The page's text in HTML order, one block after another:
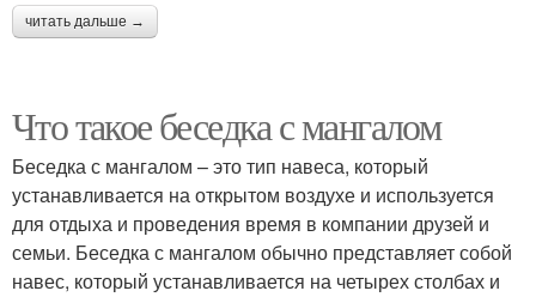
читать дальше →
Что такое беседка с мангалом
Беседка с мангалом – это тип навеса, который
устанавливается на открытом воздухе и используется
для отдыха и проведения время в компании друзей и
семьи. Беседка с мангалом обычно представляет собой
навес, который устанавливается на четырех столбах и